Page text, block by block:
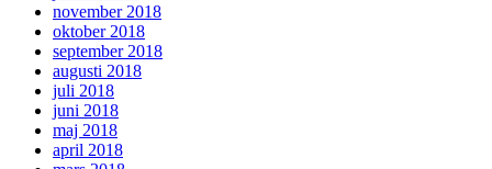
november 2018
oktober 2018
september 2018
augusti 2018
juli 2018
juni 2018
maj 2018
april 2018